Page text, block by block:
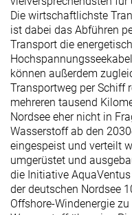
Die wirtschaftlichste
ist dabei das Abführen
Transport die
können außerdem
Transportweg per Schiff
mehreren tausend
Nordsee eher nicht in
Wasserstoff ab den
eingespeist und verteilt
umgerüstet und
die Initiative
der deutschen Nordsee
Offshore-Windenergie